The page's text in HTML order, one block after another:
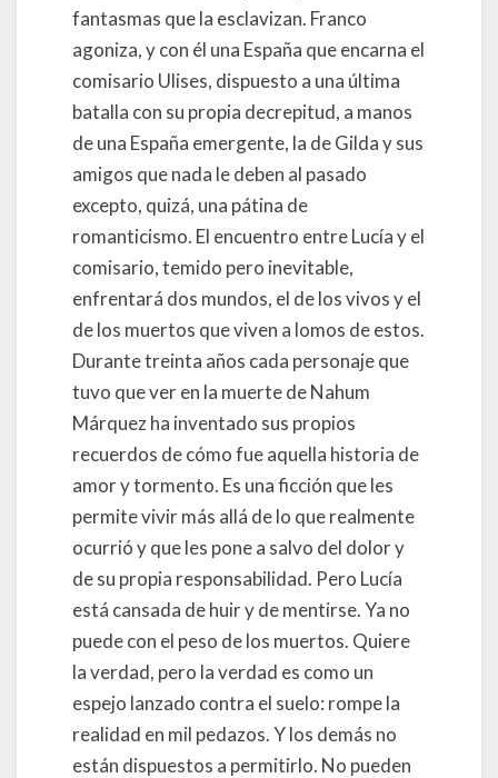
fantasmas que la esclavizan. Franco
agoniza, y con él una España que encarna el
comisario Ulises, dispuesto a una última
batalla con su propia decrepitud, a manos
de una España emergente, la de Gilda y sus
amigos que nada le deben al pasado
excepto, quizá, una pátina de
romanticismo. El encuentro entre Lucía y el
comisario, temido pero inevitable,
enfrentará dos mundos, el de los vivos y el
de los muertos que viven a lomos de estos.
Durante treinta años cada personaje que
tuvo que ver en la muerte de Nahum
Márquez ha inventado sus propios
recuerdos de cómo fue aquella historia de
amor y tormento. Es una ficción que les
permite vivir más allá de lo que realmente
ocurrió y que les pone a salvo del dolor y
de su propia responsabilidad. Pero Lucía
está cansada de huir y de mentirse. Ya no
puede con el peso de los muertos. Quiere
la verdad, pero la verdad es como un
espejo lanzado contra el suelo: rompe la
realidad en mil pedazos. Y los demás no
están dispuestos a permitirlo. No pueden